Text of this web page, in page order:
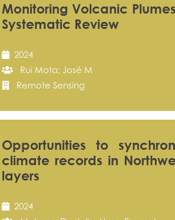
Monitoring Volcanic
Systematic Review
2024
Rui Mota; José M
Remote Sensing
Opportunities to
climate records in
layers
2024